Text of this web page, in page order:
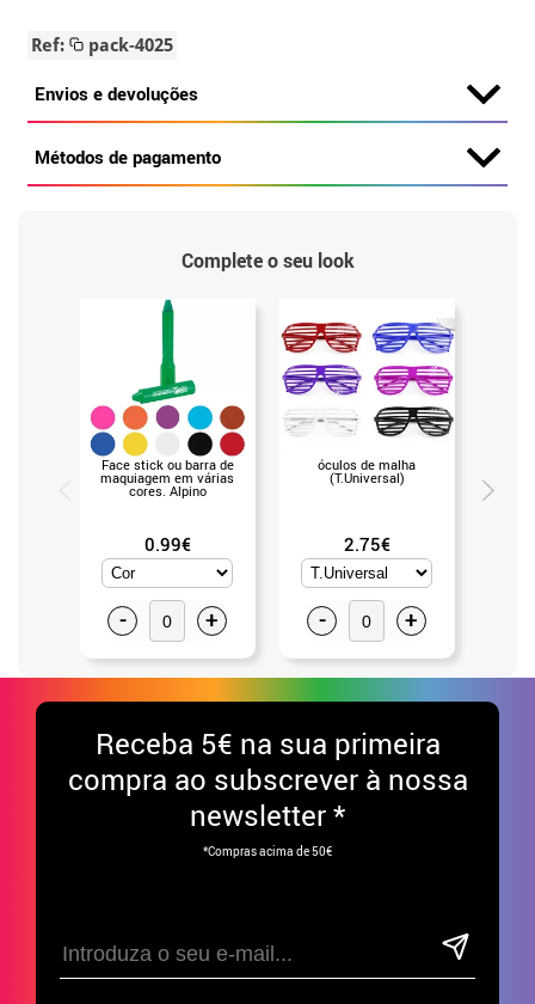
Ref: pack-4025
Envios e devoluções
Métodos de pagamento
Complete o seu look
Face stick ou barra de
maquiagem em várias
cores. Alpino
0.99€
- +
óculos de malha
(T.Universal)
2.75€
- +
Receba 5€ na sua primeira
compra ao subscrever à nossa
newsletter *
*Compras acima de 50€